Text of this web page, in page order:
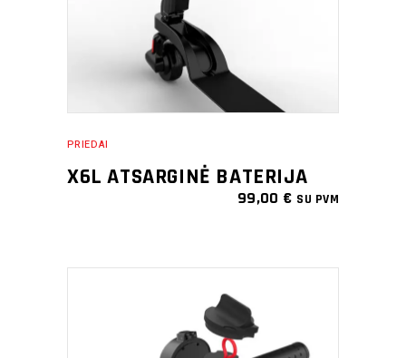
PRIEDAI
X6L ATSARGINĖ BATERIJA
99,00 € SU PVM